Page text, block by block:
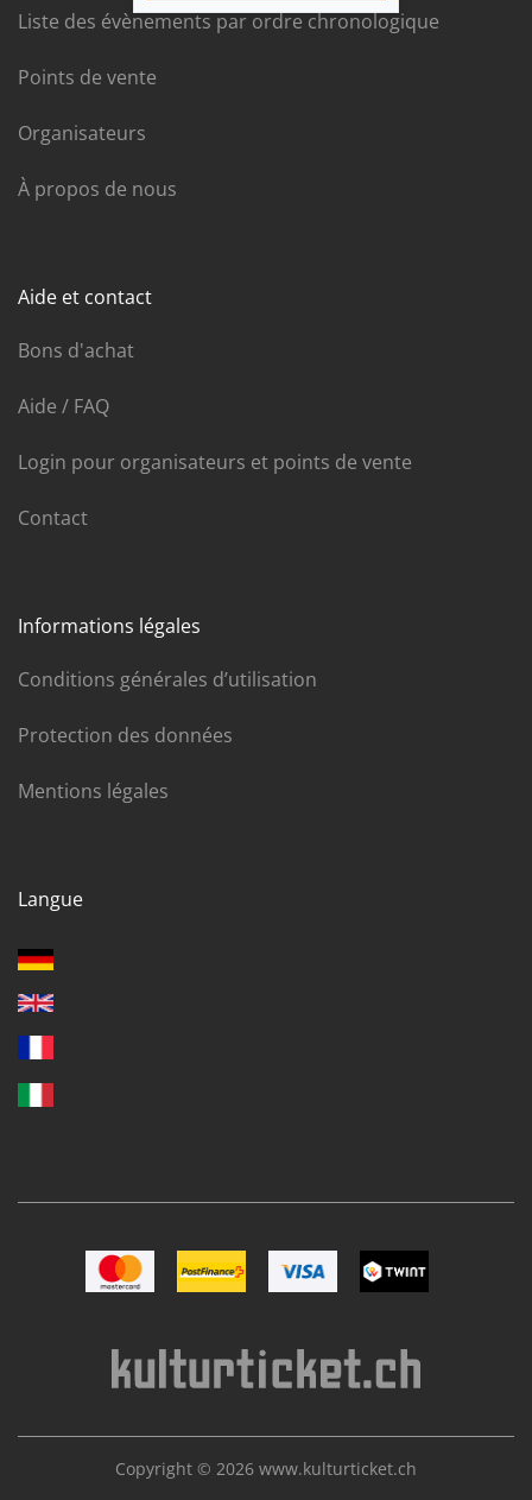
Liste des évènements par ordre chronologique
Points de vente
Organisateurs
À propos de nous
Aide et contact
Bons d'achat
Aide / FAQ
Login pour organisateurs et points de vente
Contact
Informations légales
Conditions générales d’utilisation
Protection des données
Mentions légales
Langue
Image MastercardImage Postfinance
Image VISAImage TWINT
Copyright © 2026 www.kulturticket.ch